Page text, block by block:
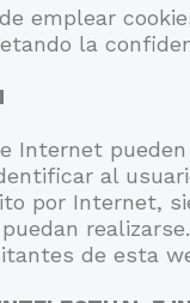
emplear
la
Internet
al
por Internet,
de esta